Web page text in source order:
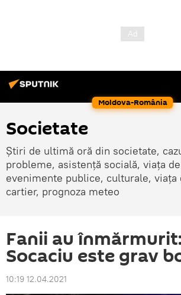
Moldova-România
Societate
Știri de ultimă oră din societate,
probleme, asistență socială, viața
evenimente publice, culturale, viața
cartier, prognoza meteo
Fanii au
Socaciu este grav
10:19 12.04.2021